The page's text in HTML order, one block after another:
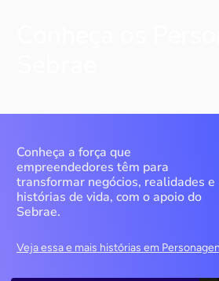
Conheça a força que
empreendedores têm para
transformar negócios, realidades e
histórias de vida, com o apoio do
Sebrae.
Veja essa e mais histórias em